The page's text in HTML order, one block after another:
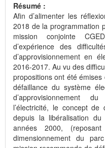
Résumé :
Afin d’alimenter les
2018 de la programmation
mission conjointe
d’expérience des
d’approvisionnement en
2016-2017. Au vu des
propositions ont été
défaillance du système
d’approvisionnement
l’électricité, le concept
depuis la libéralisation
années 2000,
dimensionnement du